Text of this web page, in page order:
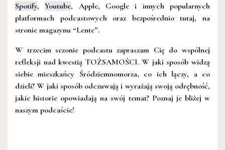
Spotify,Youtube, Apple, Google i innych popularnych
platformach podcastowych oraz bezpośrednio tutaj, na
stronie magazynu “Lente”.
W trzecim sezonie podcastu zapraszam Cię do wspólnej
refleksji nad kwestią TOŻSAMOŚCI. W jaki sposób widzą
siebie mieszkańcy Śródziemnomorza, co ich łączy, a co
dzieli? W jaki sposób odczuwają i wyrażają swoją odrębność,
jakie historie opowiadają na swój temat? Poznaj je bliżej w
naszym podcaście!